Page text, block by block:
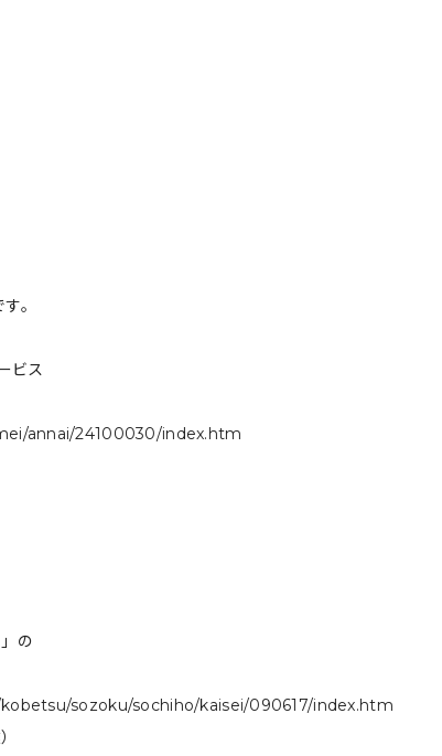
。
ビス
annai/24100030/index.htm
の
sozoku/sochiho/kaisei/090617/index.htm